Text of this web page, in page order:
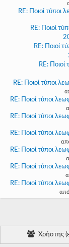
RE: Ποιοί
RE: Ποιοί
RE: Ποιοί
RE:
RE: Ποιοί τύποι
RE: Ποιοί τύποι
RE: Ποιοί τύποι
RE: Ποιοί τύποι
RE: Ποιοί τύποι
RE: Ποιοί τύποι
RE: Ποιοί τύποι
από
Χρήστης